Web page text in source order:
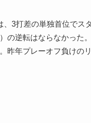
3打差の単独首位でス
の逆転はならなかった
昨年プレーオフ負けの